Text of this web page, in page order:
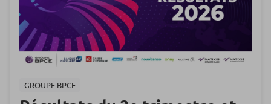
GROUPE BPCE